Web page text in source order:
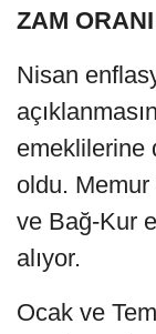
ZAM
Nisan
emeklilerine
oldu.
ve Bağ-Kur
alıyor.
Ocak ve